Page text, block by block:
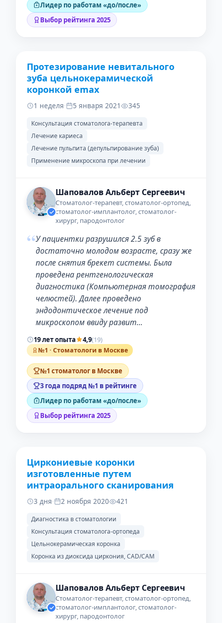
Лидер по работам «до/после»
Выбор рейтинга 2025
ДО ПОСЛЕ
Протезирование невитального
зуба цельнокерамической
коронкой emax
1 неделя· 5 января 2021 345
Консультация стоматолога-терапевта
Лечение кариеса
Лечение пульпита (депульпирование зуба)
Применение микроскопа при лечении
Шаповалов Альберт Сергеевич
Стоматолог-терапевт, стоматолог-ортопед,
стоматолог-имплантолог, стоматолог-
хирург, пародонтолог
“У пациентки разрушился 2.5 зуб в
достаточно молодом возрасте, сразу же
после снятия брекет системы. Была
проведена рентгенологическая
диагностика (Компьютерная томография
челюстей). Далее проведено
эндодонтическое лечение под
микроскопом ввиду развит…
19 лет опыта 4,9(19)
№1 · Стоматологи в Москве
№1 стоматолог в Москве
3 года подряд №1 в рейтинге
Лидер по работам «до/после»
Выбор рейтинга 2025
ДО
Циркониевые коронки
изготовленные путем
интраорального сканирования
3 дня· 2 ноября 2020 421
Диагностика в стоматологии
Консультация стоматолога-ортопеда
Цельнокерамическая коронка
Коронка из диоксида циркония, CAD/CAM
Шаповалов Альберт Сергеевич
Стоматолог-терапевт, стоматолог-ортопед,
стоматолог-имплантолог, стоматолог-
хирург, пародонтолог